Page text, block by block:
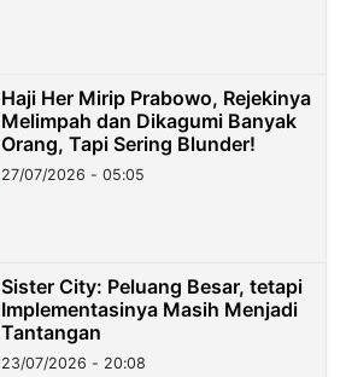
Haji Her Mirip Prabowo, Rejekinya
Melimpah dan Dikagumi Banyak
Orang, Tapi Sering Blunder!
27/07/2026 - 05:05
Sister City: Peluang Besar, tetapi
Implementasinya Masih Menjadi
Tantangan
23/07/2026 - 20:08